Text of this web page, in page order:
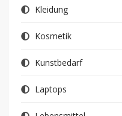
Kleidung
Kosmetik
Kunstbedarf
Laptops